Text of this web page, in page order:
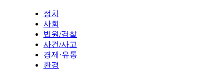
정치
사회
법원/검찰
사건/사고
경제·유통
환경